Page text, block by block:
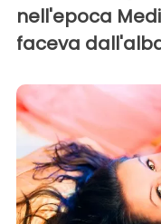
nell'epoca
faceva